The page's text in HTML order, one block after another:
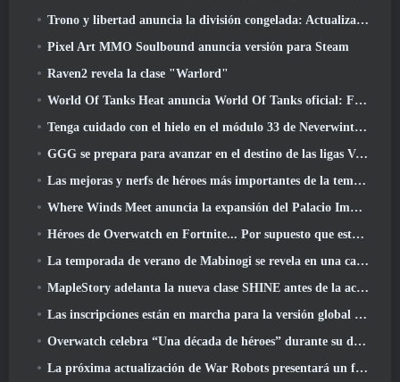
Trono y libertad anuncia la división congelada: Actualización Nix
Pixel Art MMO Soulbound anuncia versión para Steam
Raven2 revela la clase "Warlord"
World Of Tanks Heat anuncia World Of Tanks oficial: Fecha de lanzamiento de HEAT
Tenga cuidado con el hielo en el módulo 33 de Neverwinter, Frío cortante
GGG se prepara para avanzar en el destino de las ligas Vaal de Path Of Exile 2 antes del lanzamiento del regreso de los Antiguos
Las mejoras y nerfs de héroes más importantes de la temporada 8
Where Winds Meet anuncia la expansión del Palacio Imperial y comparte una hoja de ruta de contenido "masiva"
Héroes de Overwatch en Fortnite... Por supuesto que estaba destinado a suceder
La temporada de verano de Mabinogi se revela en una carta del productor
MapleStory adelanta la nueva clase SHINE antes de la actualización de junio
Las inscripciones están en marcha para la versión global de la 'Prueba de prólogo' de Limit Zero Breakers de NCSoft
Overwatch celebra “Una década de héroes” durante su décimo aniversario
La próxima actualización de War Robots presentará un francotirador inspirado en Lovecraft